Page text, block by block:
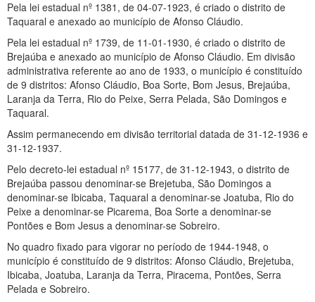
Pela lei estadual nº 1381, de 04-07-1923, é criado o distrito de
Taquaral e anexado ao município de Afonso Cláudio.
Pela lei estadual nº 1739, de 11-01-1930, é criado o distrito de
Brejaúba e anexado ao município de Afonso Cláudio. Em divisão
administrativa referente ao ano de 1933, o município é constituído
de 9 distritos: Afonso Cláudio, Boa Sorte, Bom Jesus, Brejaúba,
Laranja da Terra, Rio do Peixe, Serra Pelada, São Domingos e
Taquaral.
Assim permanecendo em divisão territorial datada de 31-12-1936 e
31-12-1937.
Pelo decreto-lei estadual nº 15177, de 31-12-1943, o distrito de
Brejaúba passou denominar-se Brejetuba, São Domingos a
denominar-se Ibicaba, Taquaral a denominar-se Joatuba, Rio do
Peixe a denominar-se Picarema, Boa Sorte a denominar-se
Pontões e Bom Jesus a denominar-se Sobreiro.
No quadro fixado para vigorar no período de 1944-1948, o
município é constituído de 9 distritos: Afonso Cláudio, Brejetuba,
Ibicaba, Joatuba, Laranja da Terra, Piracema, Pontões, Serra
Pelada e Sobreiro.